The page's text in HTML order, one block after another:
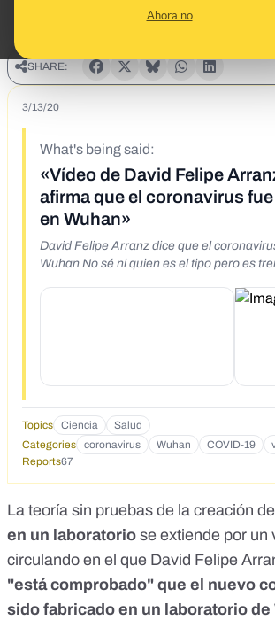
Ahora no
SHARE:
3/13/20
What's being said:
«Vídeo de David Felipe
afirma que el coronavirus
en Wuhan»
David Felipe Arranz dice que el
Wuhan No sé ni quien es el tipo pero es
Topics Ciencia Salud
Categories
coronavirus Wuhan COVID-19
Reports67
La teoría sin pruebas de la creación del
en un laboratorio se extiende por un
circulando en el que David Felipe
"está comprobado" que el nuevo
sido fabricado en un laboratorio de